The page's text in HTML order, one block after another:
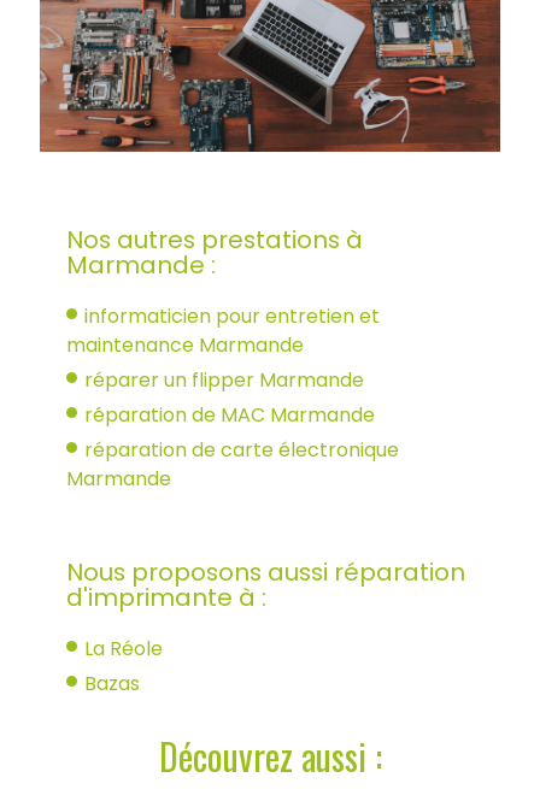
Nos autres prestations à
Marmande :
informaticien pour entretien et
maintenance Marmande
réparer un flipper Marmande
réparation de MAC Marmande
réparation de carte électronique
Marmande
Nous proposons aussi réparation
d'imprimante à :
La Réole
Bazas
Découvrez aussi :